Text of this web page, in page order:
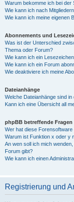
Warum bekomme ich bei der
Wie kann ich nach
Wie kann ich meine eigenen
Abonnements und
Was ist der Unterschied
Thema oder Forum?
Wie kann ich ein
Wie kann ich ein Forum
Wie deaktiviere ich meine
Dateianhänge
Welche Dateianhänge sind
Kann ich eine Übersicht all
phpBB betreffende Fragen
Wer hat diese Forensoftware
Warum ist Funktion x oder y
An wen soll ich mich
Forum gibt?
Wie kann ich einen
Registrierung und